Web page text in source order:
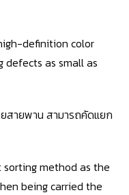
definition color
as small as
ยสายพาน สามารถคัดแยก
method as the
being carried the